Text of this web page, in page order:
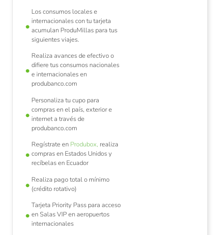
Los consumos locales e
internacionales con tu tarjeta
acumulan ProduMillas para tus
siguientes viajes.
Realiza avances de efectivo o
difiere tus consumos nacionales
e internacionales en
produbanco.com
Personaliza tu cupo para
compras en el país, exterior e
internet a través de
produbanco.com
Regístrate en Produbox, realiza
compras en Estados Unidos y
recíbelas en Ecuador
Realiza pago total o mínimo
(crédito rotativo)
Tarjeta Priority Pass para acceso
en Salas VIP en aeropuertos
internacionales